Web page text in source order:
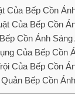
Của Bếp Cồn
Của Bếp Cồn
Cồn Ánh Sáng
Của Bếp Cồn
Của Bếp Cồn
Bếp Cồn